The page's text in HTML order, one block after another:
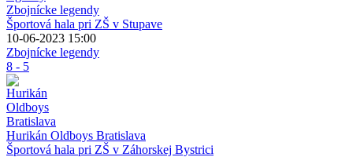
Zbojnícke legendy
Športová hala pri ZŠ v Stupave
10-06-2023 15:00
Zbojnícke legendy
8 - 5
Hurikán Oldboys Bratislava
Športová hala pri ZŠ v Záhorskej Bystrici